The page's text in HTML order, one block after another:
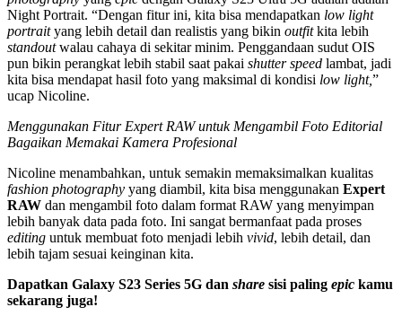
Night Portrait. “Dengan fitur ini, kita bisa mendapatkan low light
portraityang lebih detail dan realistis yang bikin outfitkita lebih
standoutwalau cahaya di sekitar minim. Penggandaan sudut OIS
pun bikin perangkat lebih stabil saat pakai shutter speed lambat, jadi
kita bisa mendapat hasil foto yang maksimal di kondisi low light,”
ucap Nicoline.
Menggunakan Fitur Expert RAW untuk Mengambil Foto Editorial
Bagaikan Memakai Kamera Profesional
Nicoline menambahkan, untuk semakin memaksimalkan kualitas
fashion photography yang diambil, kita bisa menggunakan Expert
RAW dan mengambil foto dalam format RAW yang menyimpan
lebih banyak data pada foto. Ini sangat bermanfaat pada proses
editing untuk membuat foto menjadi lebih vivid, lebih detail, dan
lebih tajam sesuai keinginan kita.
Dapatkan Galaxy S23 Series 5G dan share sisi paling epic kamu
sekarang juga!